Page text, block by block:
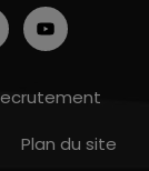
Plan du site